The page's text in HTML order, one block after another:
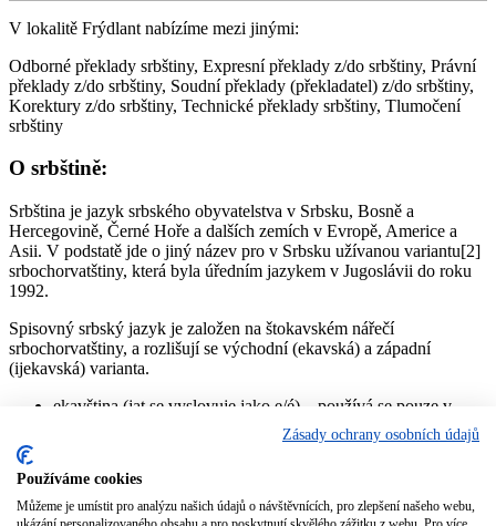
V lokalitě Frýdlant nabízíme mezi jinými:
Odborné překlady srbštiny, Expresní překlady z/do srbštiny, Právní
překlady z/do srbštiny, Soudní překlady (překladatel) z/do srbštiny,
Korektury z/do srbštiny, Technické překlady srbštiny, Tlumočení
srbštiny
O srbštině:
Srbština je jazyk srbského obyvatelstva v Srbsku, Bosně a
Hercegovině, Černé Hoře a dalších zemích v Evropě, Americe a
Asii. V podstatě jde o jiný název pro v Srbsku užívanou variantu[2]
srbochorvatštiny, která byla úředním jazykem v Jugoslávii do roku
1992.
Spisovný srbský jazyk je založen na štokavském nářečí
srbochorvatštiny, a rozlišují se východní (ekavská) a západní
(ijekavská) varianta.
ekavština (jat se vyslovuje jako e/é) – používá se pouze v
Srbsku, kde je z velké míry převažující výslovnost (Bělehrad,
Vojvodina, Kosovo, východní, centrální a jižní Srbsko).
Bosně a Hercegovině, Černé Hoře a Chorvatsku, v Srbsku
pouze ve západní části (pořád ustupuje pod vlivem médií)
Zásady ochrany osobních údajů
Používáme cookies
Můžeme je umístit pro analýzu našich údajů o návštěvnících, pro zlepšení našeho webu,